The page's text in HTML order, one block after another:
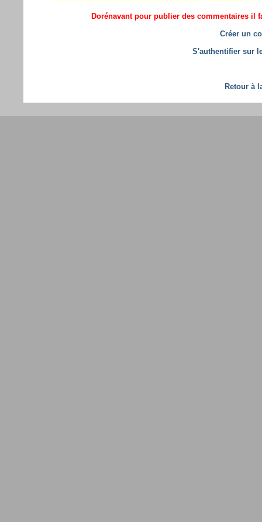
Dorénavant pour publier des commentaires il
Créer un
S'authentifier sur
Retour à